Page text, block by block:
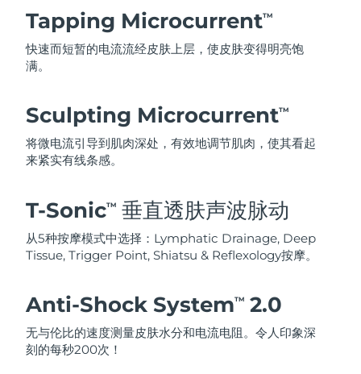
Tapping MicrocurrentTM
快速而短暂的电流流经皮肤上层，使皮肤变得明亮饱
满。
Sculpting MicrocurrentTM
将微电流引导到肌肉深处，有效地调节肌肉，使其看起
来紧实有线条感。
T-SonicTM 垂直透肤声波脉动
从5种按摩模式中选择：Lymphatic Drainage, Deep
Tissue, Trigger Point, Shiatsu & Reflexology按摩。
Anti-Shock SystemTM 2.0
无与伦比的速度测量皮肤水分和电流电阻。令人印象深
刻的每秒200次！